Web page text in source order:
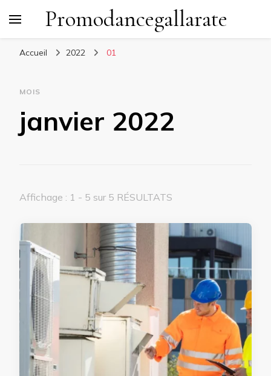
Promodancegallarate
Accueil 2022 01
MOIS
janvier 2022
Affichage : 1 - 5 sur 5 RÉSULTATS